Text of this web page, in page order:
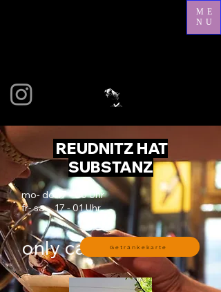
ME
NU
REUDNITZ HAT
SUBSTANZ
mo- do 17 - 00 Uhr
fr- sa 17 - 01 Uhr
only cash.Getränkekarte